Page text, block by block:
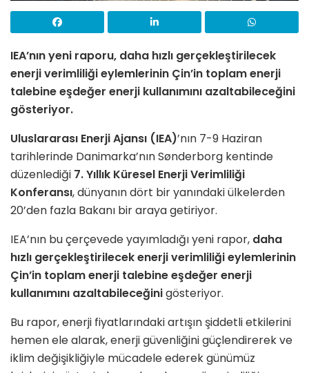
IEA’nın yeni raporu, daha hızlı gerçekleştirilecek
enerji verimliliği eylemlerinin Çin’in toplam enerji
talebine eşdeğer enerji kullanımını azaltabileceğini
gösteriyor.
Uluslararası Enerji Ajansı (IEA)’nın 7-9 Haziran
tarihlerinde Danimarka’nın Sønderborg kentinde
düzenlediği 7. Yıllık Küresel Enerji Verimliliği
Konferansı, dünyanın dört bir yanındaki ülkelerden
20’den fazla Bakanı bir araya getiriyor.
IEA’nın bu çerçevede yayımladığı yeni rapor, daha
hızlı gerçekleştirilecek enerji verimliliği eylemlerinin
Çin’in toplam enerji talebine eşdeğer enerji
kullanımını azaltabileceğinigösteriyor.
Bu rapor, enerji fiyatlarındaki artışın şiddetli etkilerini
hemen ele alarak, enerji güvenliğini güçlendirerek ve
iklim değişikliğiyle mücadele ederek günümüz